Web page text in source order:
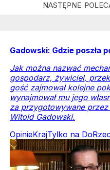
Gadowski: Gdzie poszła
Jak można nazwać
gospodarz, żywiciel,
gość zajmował kolejne
wynajmował mu jego
za przygotowywane przez
Witold Gadowski.
OpinieKrajTylko na